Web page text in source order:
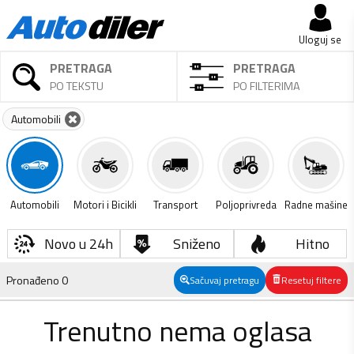
Uloguj se
PRETRAGA
PO TEKSTU
PRETRAGA
PO FILTERIMA
Automobili
Automobili Motori i Bicikli Transport Poljoprivreda Radne mašine
Novo u 24h Sniženo Hitno
Pronađeno0 Sačuvaj pretragu Resetuj filtere
Trenutno nema oglasa